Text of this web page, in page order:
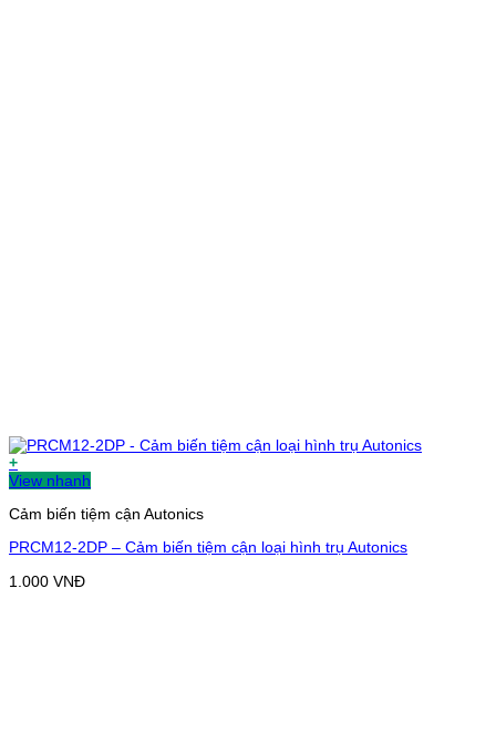
+
View nhanh
Cảm biến tiệm cận Autonics
PRCM12-2DP – Cảm biến tiệm cận loại hình trụ Autonics
1.000 VNĐ